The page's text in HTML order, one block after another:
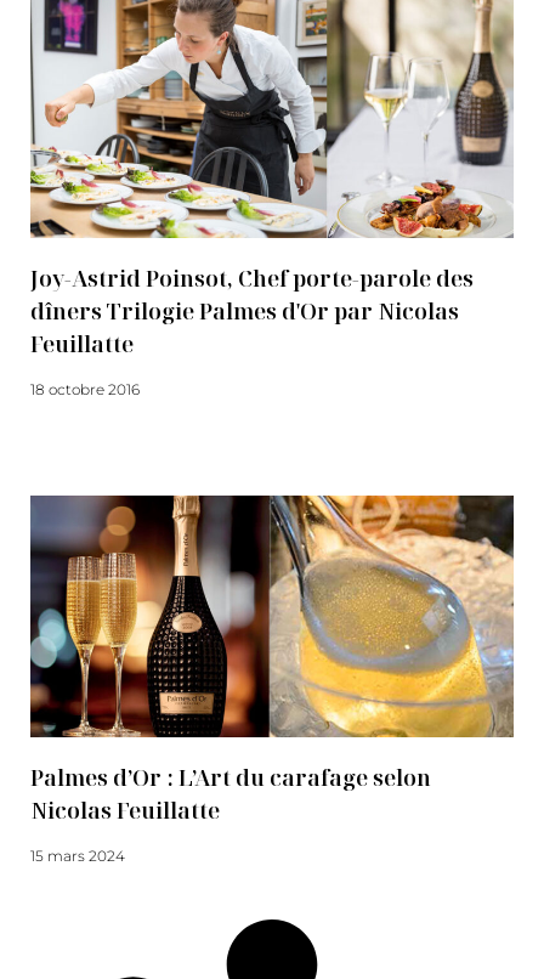
Joy-Astrid Poinsot, Chef porte-parole des
dîners Trilogie Palmes d'Or par Nicolas
Feuillatte
18 octobre 2016
Palmes d’Or : L’Art du carafage selon
Nicolas Feuillatte
15 mars 2024